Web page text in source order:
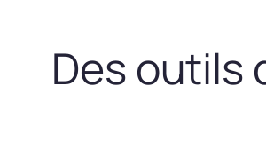
Des outils